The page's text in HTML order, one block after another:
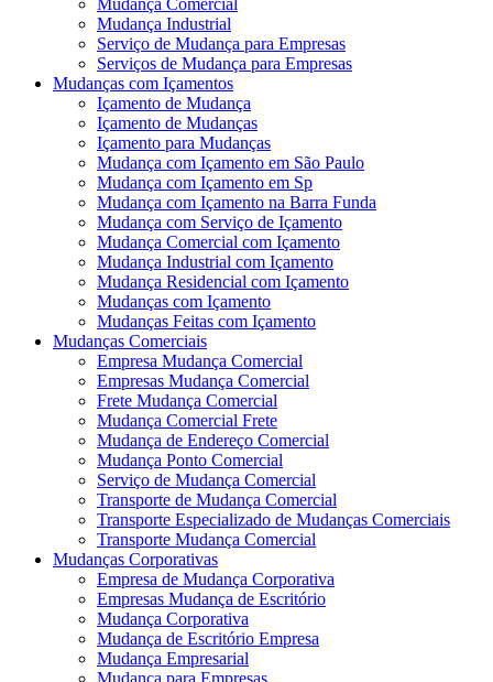
Mudança Comercial
Mudança Industrial
Serviço de Mudança para Empresas
Serviços de Mudança para Empresas
Mudanças com Içamentos
Içamento de Mudança
Içamento de Mudanças
Içamento para Mudanças
Mudança com Içamento em São Paulo
Mudança com Içamento em Sp
Mudança com Içamento na Barra Funda
Mudança com Serviço de Içamento
Mudança Comercial com Içamento
Mudança Industrial com Içamento
Mudança Residencial com Içamento
Mudanças com Içamento
Mudanças Feitas com Içamento
Mudanças Comerciais
Empresa Mudança Comercial
Empresas Mudança Comercial
Frete Mudança Comercial
Mudança Comercial Frete
Mudança de Endereço Comercial
Mudança Ponto Comercial
Serviço de Mudança Comercial
Transporte de Mudança Comercial
Transporte Especializado de Mudanças Comerciais
Transporte Mudança Comercial
Mudanças Corporativas
Empresa de Mudança Corporativa
Empresas Mudança de Escritório
Mudança Corporativa
Mudança de Escritório Empresa
Mudança Empresarial
Mudança para Empresas